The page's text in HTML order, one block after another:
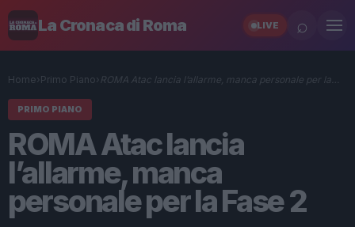
La Cronaca di Roma LIVE ⌕
Home› Primo Piano› ROMA Atac lancia l’allarme, manca personale per la…
PRIMO PIANO
ROMA Atac lancia
l’allarme, manca
personale per la Fase 2